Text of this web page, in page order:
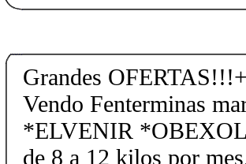
Grandes
Vendo Fenterminas
*ELVENIR
de 8 a 12 kilos por